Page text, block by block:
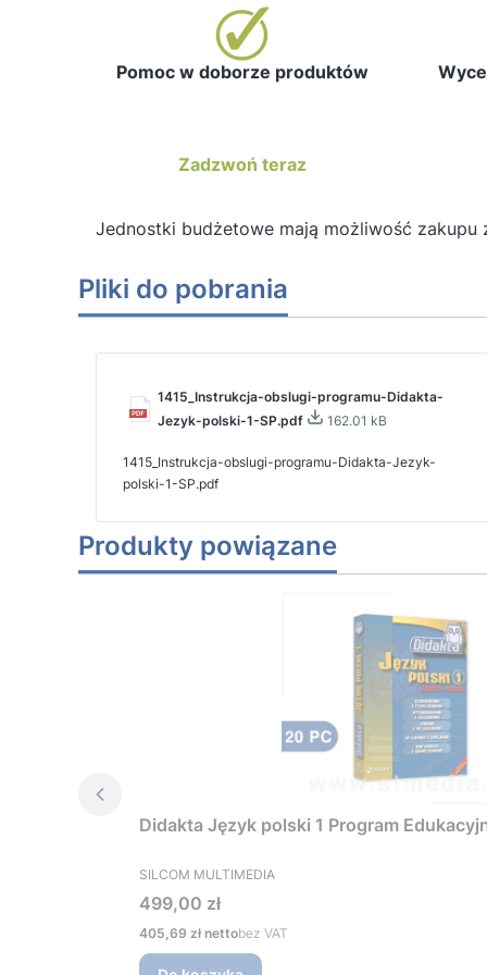
Pomoc w doborze produktów
Zadzwoń teraz
Jednostki budżetowe mają możliwość zakupu
Pliki do pobrania
1415_Instrukcja-obslugi-programu-Didakta-
Jezyk-polski-1-SP.pdf
162.01 kB
1415_Instrukcja-obslugi-programu-Didakta-Jezyk-
polski-1-SP.pdf
Produkty powiązane
Didakta Język polski 1 Program
PRODUCENT
SILCOM MULTIMEDIA
Cena
499,00 zł
Cena
405,69 zł bez VAT